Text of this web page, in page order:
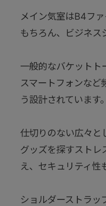
メイン気室はB4フ
もちろん、ビジネス
一般的なバケットト
スマートフォンなど
う設計されています。
仕切りのない広々と
グッズを探すストレ
え、セキュリティ性
ショルダーストラ